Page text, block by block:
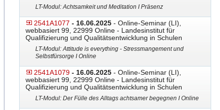
LT-Modul: Achtsamkeit und Meditation I Präsenz
2541A1077 - 16.06.2025 - Online-Seminar (LI),
webbasiert 99, 22999 Online - Landesinstitut für
Qualifizierung und Qualitätsentwicklung in Schulen
LT-Modul: Attitude is everything - Stressmangement und
Selbstfürsorge I Online
2541A1079 - 16.06.2025 - Online-Seminar (LI),
webbasiert 99, 22999 Online - Landesinstitut für
Qualifizierung und Qualitätsentwicklung in Schulen
LT-Modul: Der Fülle des Alltags achtsamer begegnen I Online